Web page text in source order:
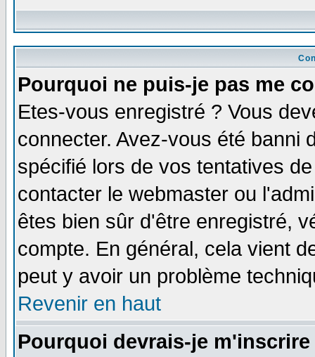
Pourquoi ne puis-je pas me
Etes-vous enregistré ? Vous
connecter. Avez-vous été banni
spécifié lors de vos tentatives
contacter le webmaster ou
êtes bien sûr d'être enregistré,
compte. En général, cela vient
peut y avoir un problème
Revenir en haut
Pourquoi devrais-je